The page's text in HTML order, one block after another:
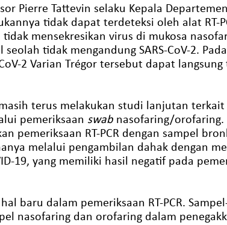
Pierre Tattevin selaku Kepala
tidak dapat terdeteksi oleh alat RT-
mensekresikan virus di mukosa
tidak mengandung SARS-CoV-2.
2 Varian Trégor tersebut dapat
terus melakukan studi lanjutan terkait
pemeriksaan swab nasofaring/orofaring.
pemeriksaan RT-PCR dengan sampel
melalui pengambilan dahak dengan
19, yang memiliki hasil negatif pada
baru dalam pemeriksaan RT-PCR.
nasofaring dan orofaring dalam